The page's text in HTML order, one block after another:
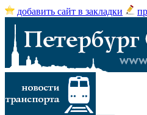
добавить сайт в закладки